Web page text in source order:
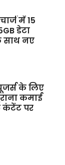
में 15
डेटा
साथ नए
के लिए
कमाई
पर